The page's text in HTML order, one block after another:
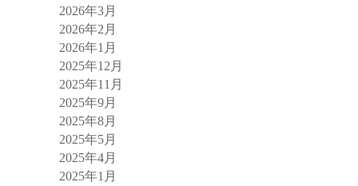
2026年3月
2026年2月
2026年1月
2025年12月
2025年11月
2025年9月
2025年8月
2025年5月
2025年4月
2025年1月